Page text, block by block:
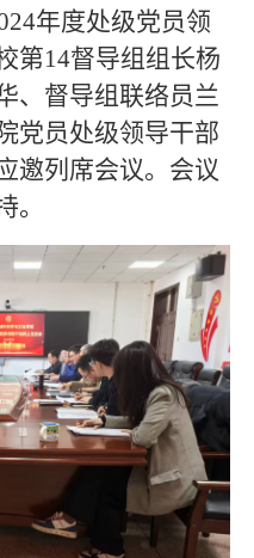
4年度处级党员领
第14督导组组长杨
、 督导组 联络员 兰
党员处级领导干部
邀列席会议。会议
。